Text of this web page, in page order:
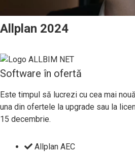
Allplan 2024
Software în ofertă
Este timpul să lucrezi cu cea mai
una din ofertele la upgrade sau la
15 decembrie.
Allplan AEC